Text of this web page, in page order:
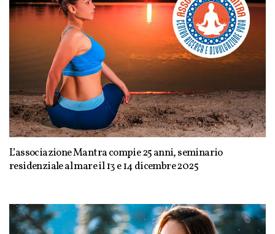
L’associazione Mantra compie 25 anni, seminario
residenziale al mare il 13 e 14 dicembre 2025